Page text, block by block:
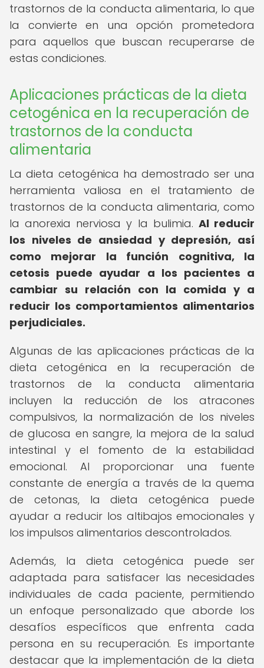
trastornos de la conducta alimentaria, lo que
la convierte en una opción prometedora
para aquellos que buscan recuperarse de
estas condiciones.
Aplicaciones prácticas de la dieta
cetogénica en la recuperación de
trastornos de la conducta
alimentaria
La dieta cetogénica ha demostrado ser una
herramienta valiosa en el tratamiento de
trastornos de la conducta alimentaria, como
la anorexia nerviosa y la bulimia. Al reducir
los niveles de ansiedad y depresión, así
como mejorar la función cognitiva, la
cetosis puede ayudar a los pacientes a
cambiar su relación con la comida y a
reducir los comportamientos alimentarios
perjudiciales.
Algunas de las aplicaciones prácticas de la
dieta cetogénica en la recuperación de
trastornos de la conducta alimentaria
incluyen la reducción de los atracones
compulsivos, la normalización de los niveles
de glucosa en sangre, la mejora de la salud
intestinal y el fomento de la estabilidad
emocional. Al proporcionar una fuente
constante de energía a través de la quema
de cetonas, la dieta cetogénica puede
ayudar a reducir los altibajos emocionales y
los impulsos alimentarios descontrolados.
Además, la dieta cetogénica puede ser
adaptada para satisfacer las necesidades
individuales de cada paciente, permitiendo
un enfoque personalizado que aborde los
desafíos específicos que enfrenta cada
persona en su recuperación. Es importante
destacar que la implementación de la dieta